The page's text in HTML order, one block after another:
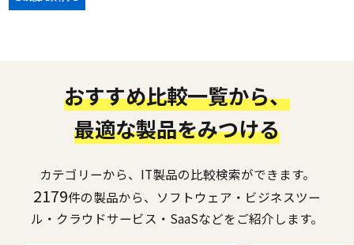
おすすめ比較一覧から、
最適な製品をみつける
カテゴリーから、IT製品の比較検索ができます。
2179件の製品から、ソフトウェア・ビジネスツー
ル・クラウドサービス・SaaSなどをご紹介します。